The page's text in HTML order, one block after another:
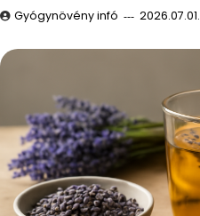
Gyógynövény infó 2026.07.01.